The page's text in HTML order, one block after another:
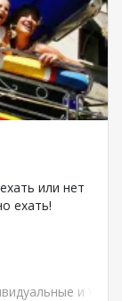
или нет
ехать!
и VIP